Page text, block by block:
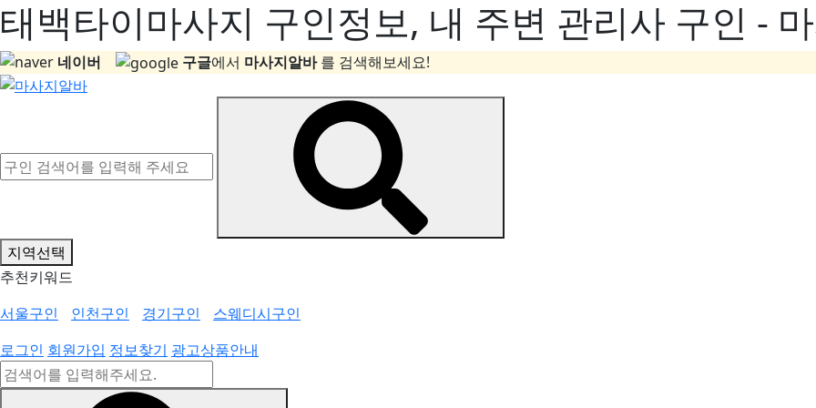
태백타이마사지 구인정보, 내 주변 관리사 구인 -
네이버 구글에서 마사지알바를 검색해보세요!
지역선택
추천키워드
서울구인
인천구인 경기구인
스웨디시구인
로그인 회원가입 정보찾기 광고상품안내